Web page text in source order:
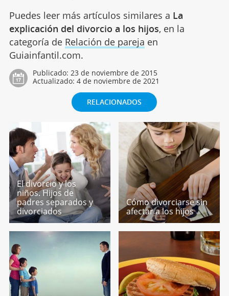
Puedes leer más artículos similares a La
explicación del divorcio a los hijos, en la
categoría de Relación de pareja en
Guiainfantil.com.
Publicado: 23 de noviembre de 2015
Actualizado: 4 de noviembre de 2021
RELACIONADOS
El divorcio y los
niños. Hijos de
padres separados y
divorciados
Cómo divorciarse sin
afectar a los hijos